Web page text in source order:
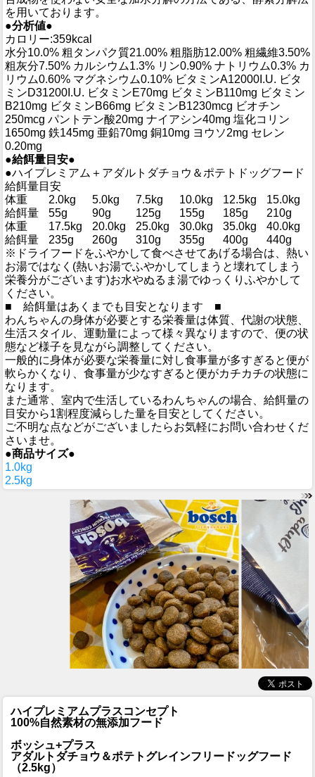
を用いております。
●分析値●
カロリー:359kcal
水分10.0% 粗タンパク質21.00% 粗脂肪12.00% 粗繊維3.50%
粗灰分7.50% カルシウム1.3% リン0.90% ナトリウム0.3% カ
リウム0.60% マグネシウム0.10% ビタミンA12000I.U. ビタ
ミンD31200I.U. ビタミンE70mg ビタミンB110mg ビタミン
B210mg ビタミンB66mg ビタミンB1230mcg ビオチン
250mcg パントテン酸20mg ナイアシン40mg 塩化コリン
1650mg 鉄145mg 亜鉛70mg 銅10mg ヨウソ2mg セレン
0.20mg
●給餌量目安●
●ハイプレミアム＋アダルトダチョウ＆ポテトドッグフード
給餌量目安
体重
2.0kg 5.0kg 7.5kg 10.0kg 12.5kg
15.0kg
給餌量
55g 90g 125g 155g 185g
210g
体重
17.5kg 20.0kg 25.0kg 30.0kg 35.0kg
40.0kg
給餌量
235g 260g 310g 355g 400g
440g
※ドライフードをふやかして食べさせてあげる場合は、熱い
お湯ではなく(熱いお湯でふやかしてしまうと壊れてしまう
栄養分がございます)お水やぬるま湯でゆっくりふやかして
ください。
■ 給餌量はあくまでも目安となります ■
わんちゃんの身体が必要とする栄養量は体質、代謝の状態、
生活スタイル、運動量によって様々異なりますので、便の状
態など様子を見ながら調整してください。
一般的に身体が必要な栄養量に対し食事量が多すぎると便が
軟らかくなり、食事量が少なすぎると便がカチカチの状態に
なります。
また通常、室内で生活しているわんちゃんの場合、給餌量の
目安から1割程度減らした量を目安としてください。
ご不明な点などがございましたらお気軽にお問い合わせくだ
さいませ。
●商品サイズ●
1.0kg
2.5kg
ハイプレミアムプラスコンセプト
100%自然素材の無添加フード
ボッシュ+プラス
アダルトダチョウ＆ポテトグレインフリードッグフード
（2.5kg）